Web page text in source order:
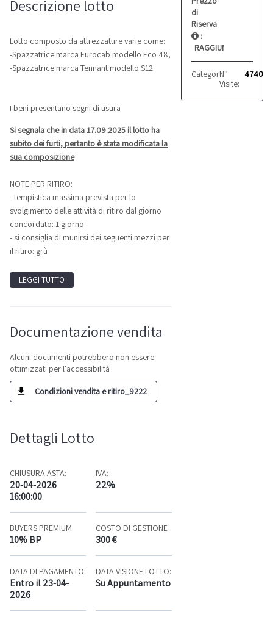
di
Riserva
:
RAGGIUNTO
Categoria: Spazzatrici
N°
Visite:
4740
Descrizione lotto
Lotto composto da attrezzature varie come:
-Spazzatrice marca Eurocab modello Eco 48,
-Spazzatrice marca Tennant modello S12
I beni presentano segni di usura
Si segnala che in data 17.09.2025 il lotto ha
subito dei furti, pertanto è stata modificata la
sua composizione
NOTE PER RITIRO:
- tempistica massima prevista per lo
svolgimento delle attività di ritiro dal giorno
concordato: 1 giorno
- si consiglia di munirsi dei seguenti mezzi per
il ritiro: grù
LEGGI TUTTO
Documentazione vendita
Alcuni documenti potrebbero non essere
ottimizzati per l'accessibilità
Condizioni vendita e ritiro_9222
Dettagli Lotto
CHIUSURA ASTA:
20-04-2026
16:00:00
IVA:
22%
BUYERS PREMIUM:
10% BP
COSTO DI GESTIONE
300 €
DATA DI PAGAMENTO:
Entro il 23-04-
2026
DATA VISIONE LOTTO:
Su Appuntamento